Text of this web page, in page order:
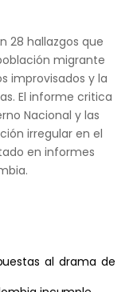
28 hallazgos que
migrante
improvisados y la
El informe critica
Nacional y las
irregular en el
en informes
al drama de